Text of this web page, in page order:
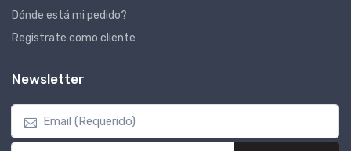
Dónde está mi pedido?
Registrate como cliente
Newsletter